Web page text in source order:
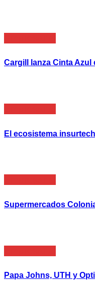
Cargill lanza Cinta
El ecosistema
Supermercados
Papa Johns, UTH y